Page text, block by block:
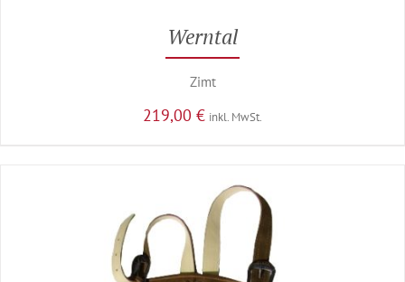
Werntal
Zimt
219,00 € inkl. MwSt.